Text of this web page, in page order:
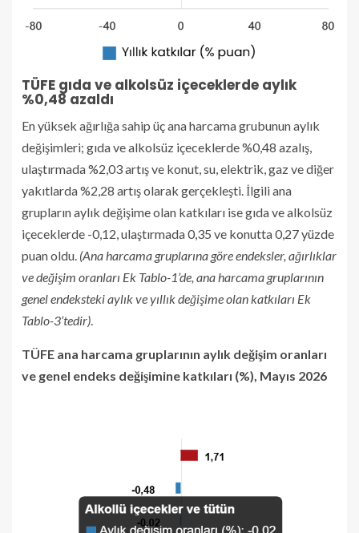
TÜFE gıda ve alkolsüz içeceklerde aylık
%0,48 azaldı
En yüksek ağırlığa sahip üç ana harcama grubunun aylık
değişimleri; gıda ve alkolsüz içeceklerde %0,48 azalış,
ulaştırmada %2,03 artış ve konut, su, elektrik, gaz ve diğer
yakıtlarda %2,28 artış olarak gerçekleşti. İlgili ana
grupların aylık değişime olan katkıları ise gıda ve alkolsüz
içeceklerde -0,12, ulaştırmada 0,35 ve konutta 0,27 yüzde
puan oldu. (Ana harcama gruplarına göre endeksler, ağırlıklar
ve değişim oranları Ek Tablo-1’de, ana harcama gruplarının
genel endeksteki aylık ve yıllık değişime olan katkıları Ek
Tablo-3’tedir).
TÜFE ana harcama gruplarının aylık değişim oranları
ve genel endeks değişimine katkıları (%), Mayıs 2026